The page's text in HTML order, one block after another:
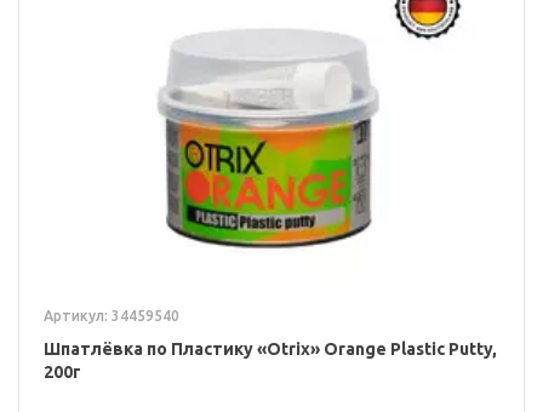
Артикул: 34459540
Шпатлёвка по Пластику «Otrix» Orange Plastic Putty,
200г